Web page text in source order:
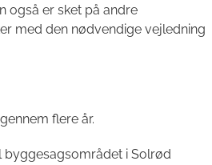
også er sket på andre
med den nødvendige vejledning
flere år.
byggesagsområdet i Solrød